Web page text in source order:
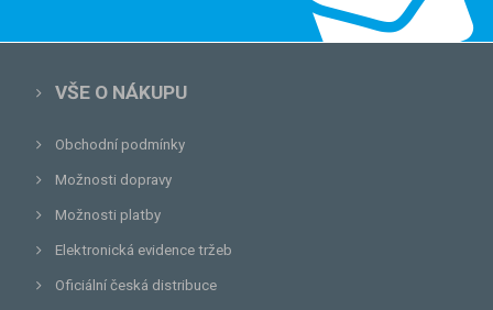
VŠE O NÁKUPU
Obchodní podmínky
Možnosti dopravy
Možnosti platby
Elektronická evidence tržeb
Oficiální česká distribuce